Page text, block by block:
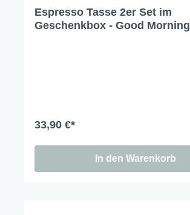
Espresso Tasse 2er Set im
Geschenkbox - Good Morning
33,90 €*
In den Warenkorb